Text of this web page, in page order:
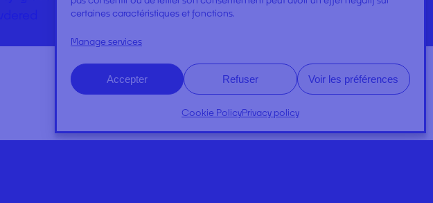
certaines caractéristiques et fonctions.
Manage services
Accepter Refuser Voir les préférences
Cookie PolicyPrivacy policy